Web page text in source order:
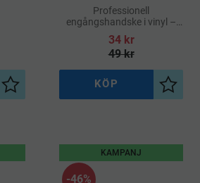
Lägg till i önskelista
Professionell
engångshandske i vinyl –
optimal för hygienarbete
inom vård, kök och
städmiljöer
34kr
49kr
Lägg
KÖP
46%
KAMPANJ